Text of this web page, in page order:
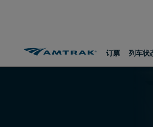
订票
列车状
Amtrak路线和目的地